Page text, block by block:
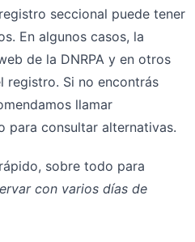
seccional puede tener
En algunos casos, la
de la DNRPA y en otros
registro. Si no encontrás
llamar
para consultar alternativas.
sobre todo para
con varios días de